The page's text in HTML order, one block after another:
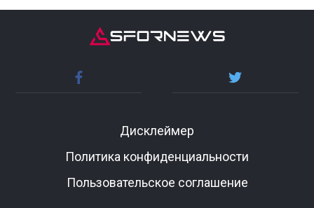
Дисклеймер
Политика конфиденциальности
Пользовательское соглашение